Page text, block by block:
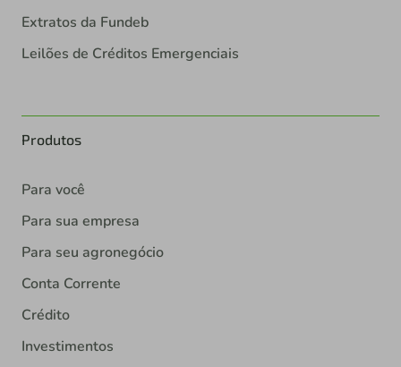
Extratos da Fundeb
Leilões de Créditos Emergenciais
Produtos
Para você
Para sua empresa
Para seu agronegócio
Conta Corrente
Crédito
Investimentos